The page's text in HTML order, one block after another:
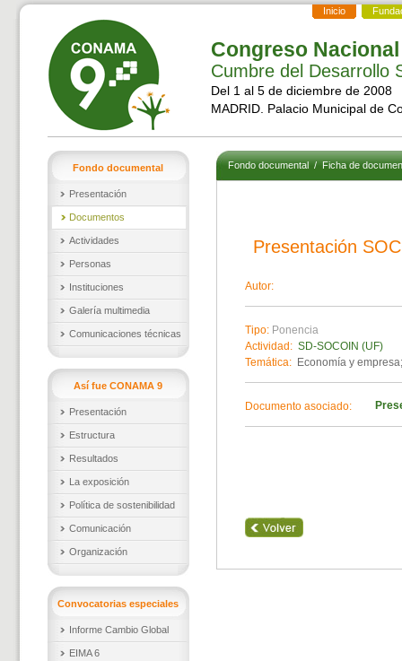
Inicio
Congreso
Cumbre del Desarrollo
Del 1 al 5 de diciembre de 2008
MADRID. Palacio Municipal de
Fondo documental
Presentación
Documentos
Actividades
Personas
Instituciones
Galería multimedia
Comunicaciones técnicas
Así fue CONAMA 9
Presentación
Estructura
Resultados
La exposición
Política de sostenibilidad
Comunicación
Organización
Convocatorias especiales
Informe Cambio Global
EIMA 6
Fondo documental/Ficha de
Presentación
Autor:
Tipo: Ponencia
Actividad: SD-SOCOIN (UF)
Temática:
Economía y
Documento asociado: